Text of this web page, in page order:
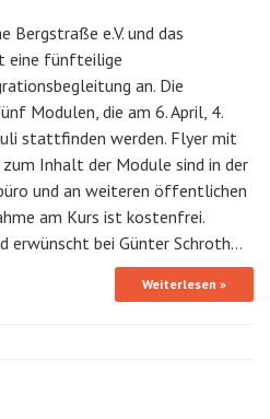
Bergstraße e.V. und das
eine fünfteilige
an. Die
Modulen, die am 6. April, 4.
stattfinden werden. Flyer mit
Inhalt der Module sind in der
und an weiteren öffentlichen
am Kurs ist kostenfrei.
erwünscht bei Günter Schroth…
Weiterlesen »